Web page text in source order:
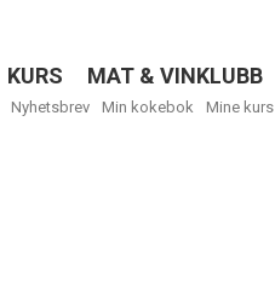
KURS MAT & VINKLUBB
Nyhetsbrev Min kokebok Mine kurs